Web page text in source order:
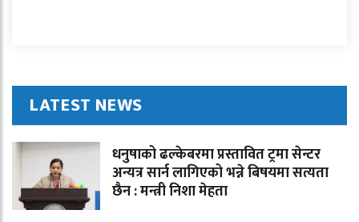
LATEST NEWS
धनुषाको ढल्केबरमा प्रस्तावित ट्रमा सेन्टर
अन्यत्र सार्न लागिएको भन्ने बिषयमा सत्यता
छैन : मन्त्री निशा मेहता